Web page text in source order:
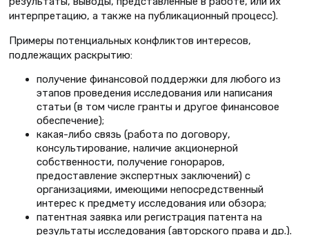
интерпретацию, а также на публикационный процесс).
Примеры потенциальных конфликтов интересов,
подлежащих раскрытию:
получение финансовой поддержки для любого из
этапов проведения исследования или написания
статьи (в том числе гранты и другое финансовое
обеспечение);
какая-либо связь (работа по договору,
консультирование, наличие акционерной
собственности, получение гонораров,
предоставление экспертных заключений) с
организациями, имеющими непосредственный
интерес к предмету исследования или обзора;
патентная заявка или регистрация патента на
результаты исследования (авторского права и др.).